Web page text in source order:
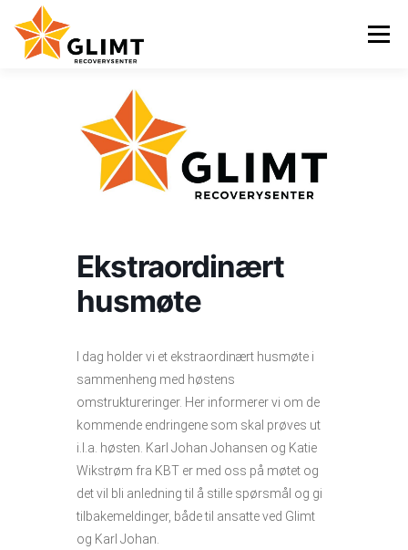
innhold
Meny
NYHETER
ENGLISH
Ekstraordinært
husmøte
I dag holder vi et ekstraordinært husmøte i
sammenheng med høstens
omstruktureringer. Her informerer vi om de
kommende endringene som skal prøves ut
i.l.a. høsten. Karl Johan Johansen og Katie
Wikstrøm fra KBT er med oss på møtet og
det vil bli anledning til å stille spørsmål og gi
tilbakemeldinger, både til ansatte ved Glimt
og Karl Johan.